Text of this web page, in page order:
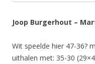
Joop Burgerhout –
Wit speelde hier 47-36?
uithalen met: 35-30